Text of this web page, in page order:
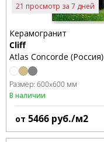
21 просмотр за 7 дней
Керамогранит
Cliff
Atlas Concorde (Россия)
Размер: 600x600 мм
В наличии
от 5466 руб./м2